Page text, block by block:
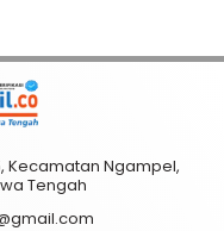
Kecamatan Ngampel,
Tengah